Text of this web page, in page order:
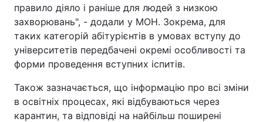
правило діяло і раніше для людей з низкою
захворювань", - додали у МОН. Зокрема, для
таких категорій абітурієнтів в умовах вступу до
університетів передбачені окремі особливості та
форми проведення вступних іспитів.
Також зазначається, що інформацію про всі зміни
в освітніх процесах, які відбуваються через
карантин, та відповіді на найбільш поширені